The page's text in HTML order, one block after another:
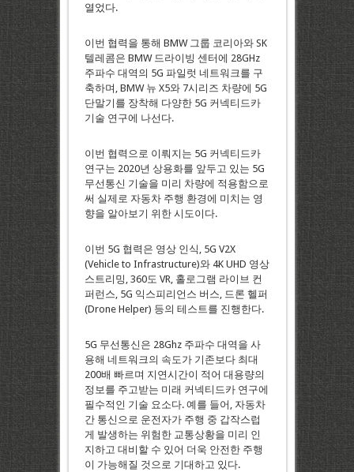
열었다.
이번 협력을 통해 BMW 그룹 코리아와 SK
텔레콤은 BMW 드라이빙 센터에 28GHz
주파수 대역의 5G 파일럿 네트워크를 구
축하며, BMW 뉴 X5와 7시리즈 차량에 5G
단말기를 장착해 다양한 5G 커넥티드카
기술 연구에 나선다.
이번 협력으로 이뤄지는 5G 커넥티드카
연구는 2020년 상용화를 앞두고 있는 5G
무선통신 기술을 미리 차량에 적용함으로
써 실제로 자동차 주행 환경에 미치는 영
향을 알아보기 위한 시도이다.
이번 5G 협력은 영상 인식, 5G V2X
(Vehicle to Infrastructure)와 4K UHD 영상
스트리밍, 360도 VR, 홀로그램 라이브 컨
퍼런스, 5G 익스피리언스 버스, 드론 헬퍼
(Drone Helper) 등의 테스트를 진행한다.
5G 무선통신은 28Ghz 주파수 대역을 사
용해 네트워크의 속도가 기존보다 최대
200배 빠르며 지연시간이 적어 대용량의
정보를 주고받는 미래 커넥티드카 연구에
필수적인 기술 요소다. 예를 들어, 자동차
간 통신으로 운전자가 주행 중 갑작스럽
게 발생하는 위험한 교통상황을 미리 인
지하고 대비할 수 있어 더욱 안전한 주행
이 가능해질 것으로 기대하고 있다.